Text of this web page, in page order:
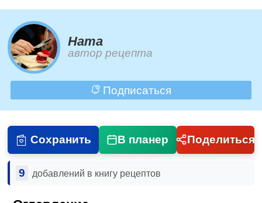
Ната
автор рецепта
Подписаться
Сохранить В планер Поделиться
9 добавлений в книгу рецептов